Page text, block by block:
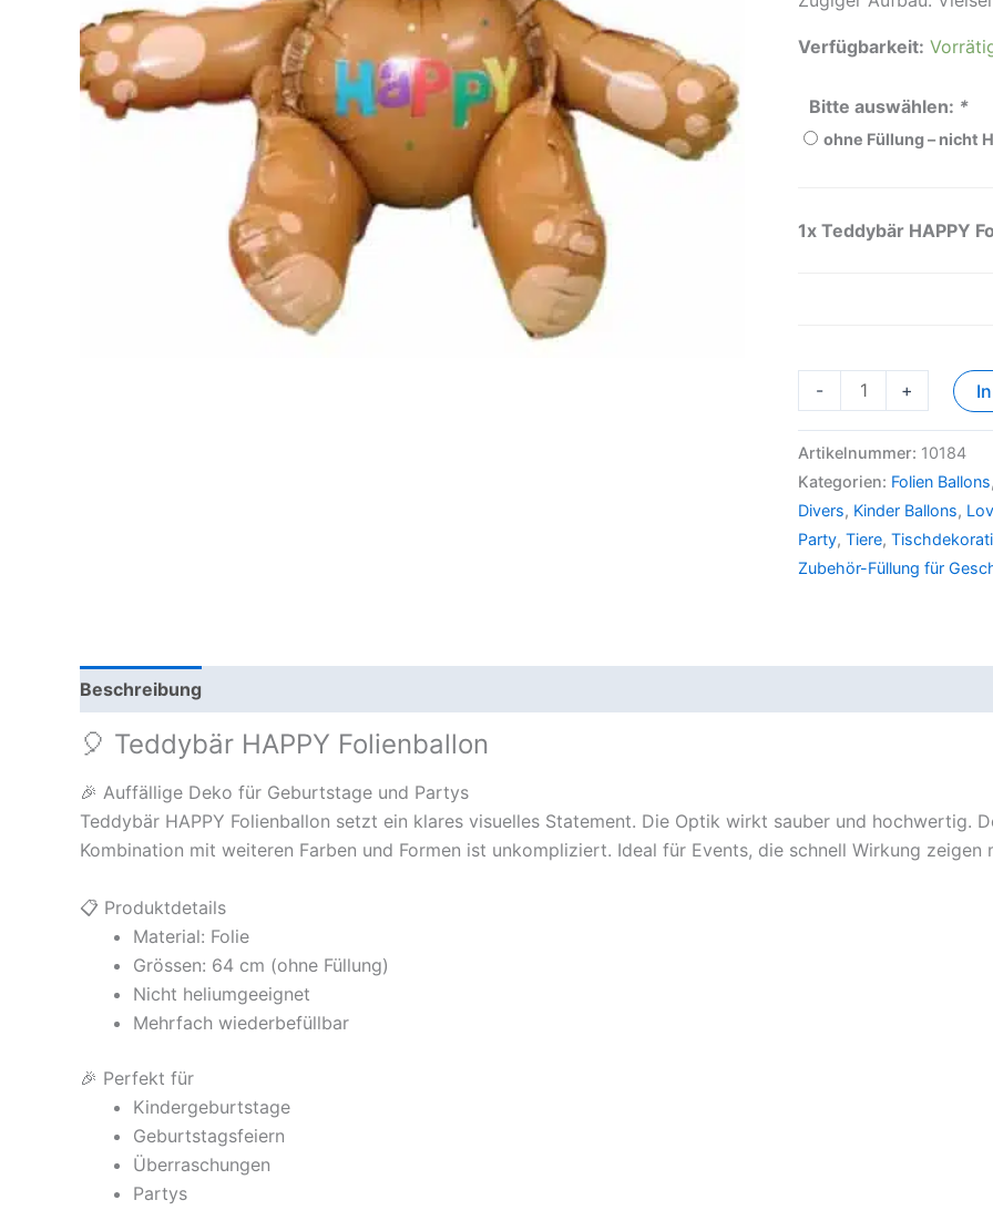
Verfügbarkeit:
Bitte auswählen: *
ohne Füllung – nicht
1x Teddybär HAPPY
- +
Artikelnummer: 10184
Kategorien: Folien Ballons,
Divers, Kinder Ballons,
Party, Tiere,
Zubehör-Füllung für
Beschreibung
🎈 Teddybär HAPPY Folienballon
🎉 Auffällige Deko für Geburtstage und Partys
Teddybär HAPPY Folienballon setzt ein klares visuelles Statement. Die Optik wirkt sauber und hochwertig.
Kombination mit weiteren Farben und Formen ist unkompliziert. Ideal für Events, die schnell Wirkung zeigen
📋 Produktdetails
Material: Folie
Grössen: 64 cm (ohne Füllung)
Nicht heliumgeeignet
Mehrfach wiederbefüllbar
🎉 Perfekt für
Kindergeburtstage
Geburtstagsfeiern
Überraschungen
Partys